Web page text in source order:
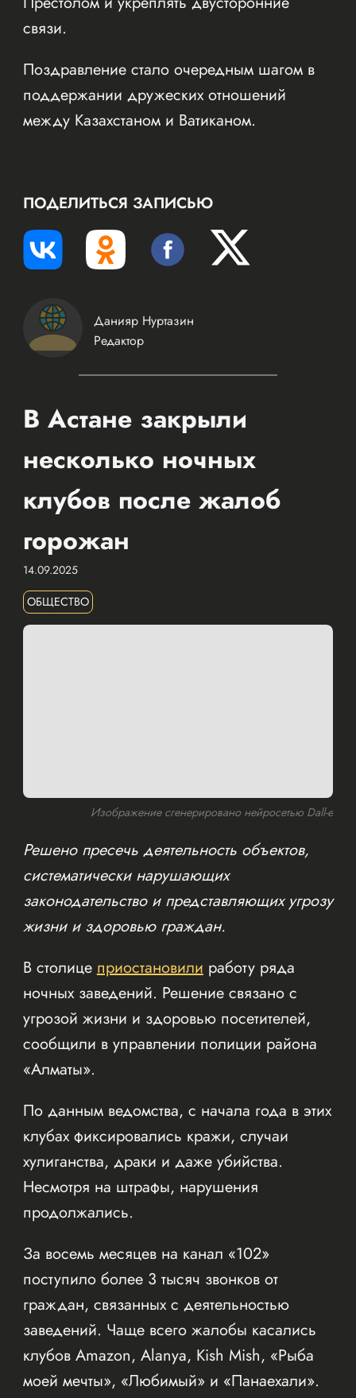
связи.
Поздравление стало очередным шагом в
поддержании дружеских отношений
между Казахстаном и Ватиканом.
ПОДЕЛИТЬСЯ ЗАПИСЬЮ
Данияр Нуртазин
Редактор
В Астане закрыли
несколько ночных
клубов после жалоб
горожан
14.09.2025
ОБЩЕСТВО
Изображение сгенерировано нейросетью Dall-e
Решено пресечь деятельность объектов,
систематически нарушающих
законодательство и представляющих угрозу
жизни и здоровью граждан.
В столицеприостановилиработу ряда
ночных заведений. Решение связано с
угрозой жизни и здоровью посетителей,
сообщили в управлении полиции района
«Алматы».
По данным ведомства, с начала года в этих
клубах фиксировались кражи, случаи
хулиганства, драки и даже убийства.
Несмотря на штрафы, нарушения
продолжались.
За восемь месяцев на канал «102»
поступило более 3 тысяч звонков от
граждан, связанных с деятельностью
заведений. Чаще всего жалобы касались
клубов Amazon, Alanya, Kish Mish, «Рыба
моей мечты», «Любимый» и «Панаехали».